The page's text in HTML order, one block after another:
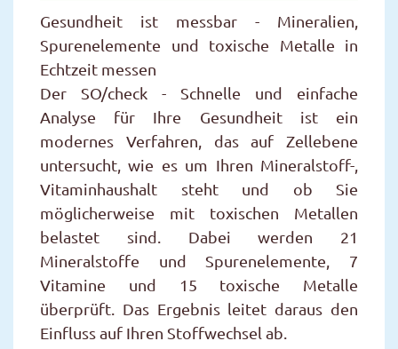
Gesundheit ist messbar - Mineralien,
Spurenelemente und toxische Metalle in
Echtzeit messen
Der SO/check - Schnelle und einfache
Analyse für Ihre Gesundheit ist ein
modernes Verfahren, das auf Zellebene
untersucht, wie es um Ihren Mineralstoff-,
Vitaminhaushalt steht und ob Sie
möglicherweise mit toxischen Metallen
belastet sind. Dabei werden 21
Mineralstoffe und Spurenelemente, 7
Vitamine und 15 toxische Metalle
überprüft. Das Ergebnis leitet daraus den
Einfluss auf Ihren Stoffwechsel ab.